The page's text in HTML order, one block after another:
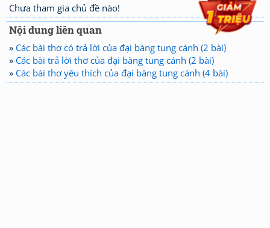
Chưa tham gia chủ đề nào!
Nội dung liên quan
» Các bài thơ có trả lời của đại bàng tung cánh (2 bài)
» Các bài trả lời thơ của đại bàng tung cánh (2 bài)
» Các bài thơ yêu thích của đại bàng tung cánh (4 bài)